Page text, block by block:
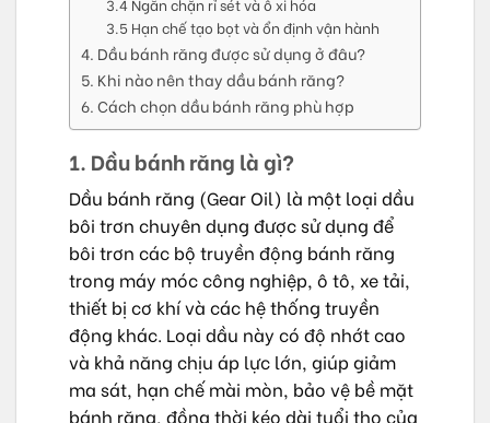
3.5 Hạn chế tạo bọt và ổn định vận hành
4. Dầu bánh răng được sử dụng ở đâu?
5. Khi nào nên thay dầu bánh răng?
6. Cách chọn dầu bánh răng phù hợp
1. Dầu bánh răng là gì?
Dầu bánh răng (Gear Oil) là một loại dầu
bôi trơn chuyên dụng được sử dụng để
bôi trơn các bộ truyền động bánh răng
trong máy móc công nghiệp, ô tô, xe tải,
thiết bị cơ khí và các hệ thống truyền
động khác. Loại dầu này có độ nhớt cao
và khả năng chịu áp lực lớn, giúp giảm
ma sát, hạn chế mài mòn, bảo vệ bề mặt
bánh răng, đồng thời kéo dài tuổi thọ của